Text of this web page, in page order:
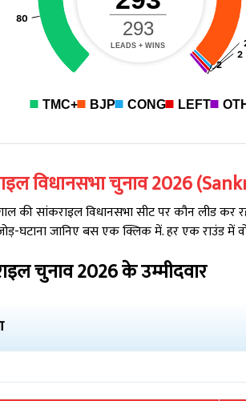
विधानसभा चुनाव2026(
कीसांकराइलविधानसभा सीट पर कौन लीड कर
घटाना जानिए बस एक क्लिक में. हर एक राउंड
चुनाव2026के उम्मीदवार